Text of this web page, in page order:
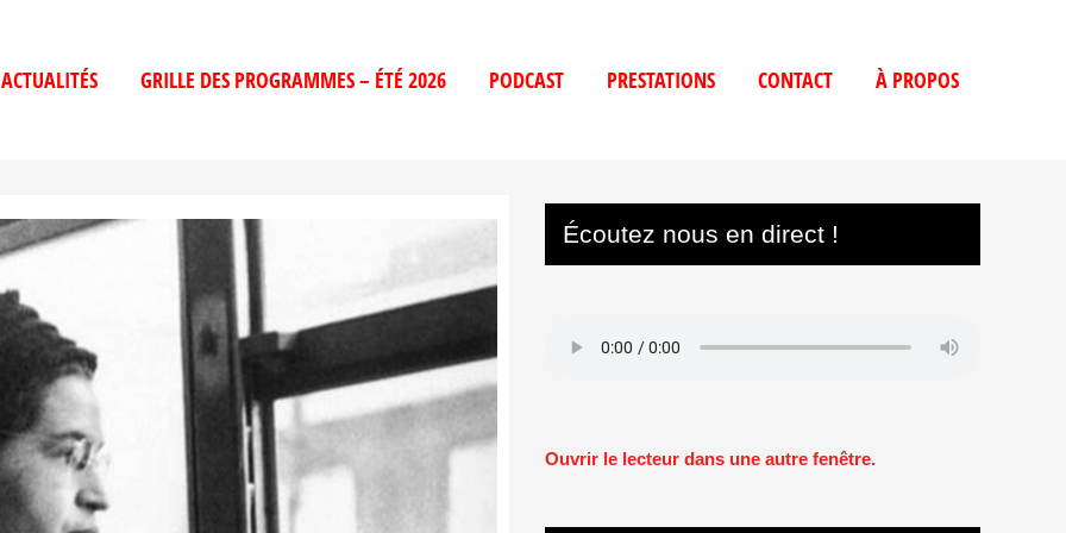
ACTUALITÉS GRILLE DES PROGRAMMES – ÉTÉ 2026 PODCAST PRESTATIONS CONTACT À PROPOS
Écoutez nous en direct !
Ouvrir le lecteur dans une autre fenêtre.